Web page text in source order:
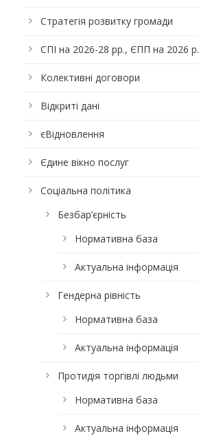
Стратегія розвитку громади
СПІ на 2026-28 рр., ЄПП на 2026 р.
Колективні договори
Відкриті дані
єВідновлення
Єдине вікно послуг
Соціальна політика
Безбар’єрність
Нормативна база
Актуальна інформація
Гендерна рівність
Нормативна база
Актуальна інформація
Протидія торгівлі людьми
Нормативна база
Актуальна інформація